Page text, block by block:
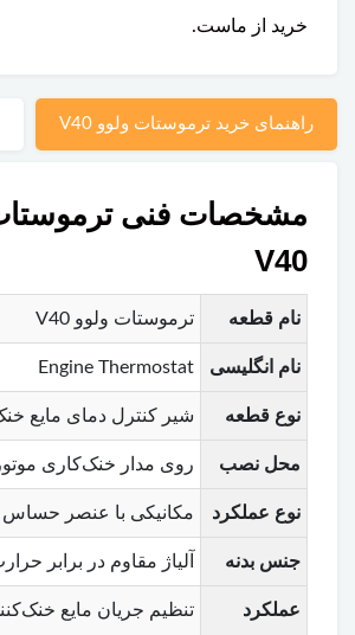
خرید از ماست.
راهنمای خرید ترموستات ولوو V40
مشخصات فنی
V40
نام قطعه ترموستات ولوو V40
نام انگلیسی Engine Thermostat
نوع قطعه شیر کنترل دمای مایع
محل نصب روی مدار خنک‌کاری موتور
نوع عملکرد مکانیکی با عنصر حساس
جنس بدنه آلیاژ مقاوم در برابر
عملکرد
تنظیم جریان مایع